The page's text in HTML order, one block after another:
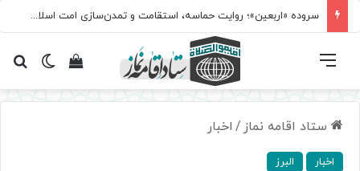
سروده‌ «اربعین»؛ روایت حماسه، استقامت و تمدن‌سازی امت اسلامی
تغییرمشاهده فهرست
ستاد اقامه نماز / اخبار
اخبار البرز